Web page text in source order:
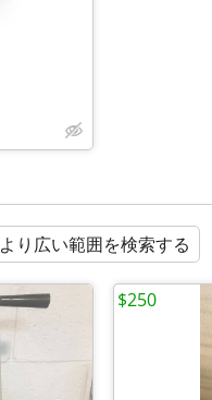
より広い範囲を検索する
$250